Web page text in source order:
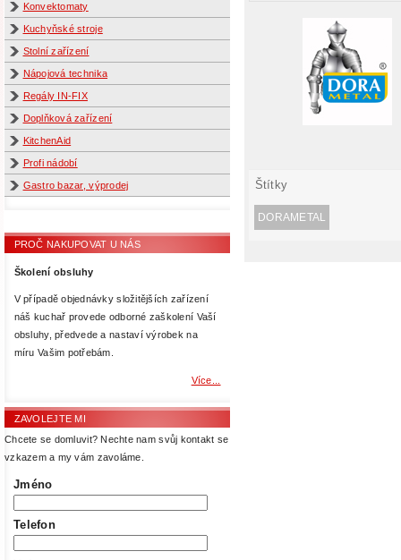
Konvektomaty
Kuchyňské stroje
Stolní zařízení
Nápojová technika
Regály IN-FIX
Doplňková zařízení
KitchenAid
Profi nádobí
Gastro bazar, výprodej
PROČ NAKUPOVAT U NÁS
Školení obsluhy
V případě objednávky složitějších zařízení
náš kuchař provede odborné zaškolení Vaší
obsluhy, předvede a nastaví výrobek na
míru Vašim potřebám.
Více...
ZAVOLEJTE MI
Chcete se domluvit? Nechte nam svůj kontakt se
vzkazem a my vám zavoláme.
Jméno
Telefon
Štítky
DORAMETAL